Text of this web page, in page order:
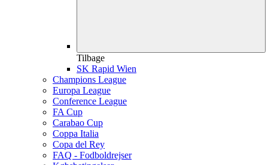
Tilbage
SK Rapid Wien
Champions League
Europa League
Conference League
FA Cup
Carabao Cup
Coppa Italia
Copa del Rey
FAQ - Fodboldrejser